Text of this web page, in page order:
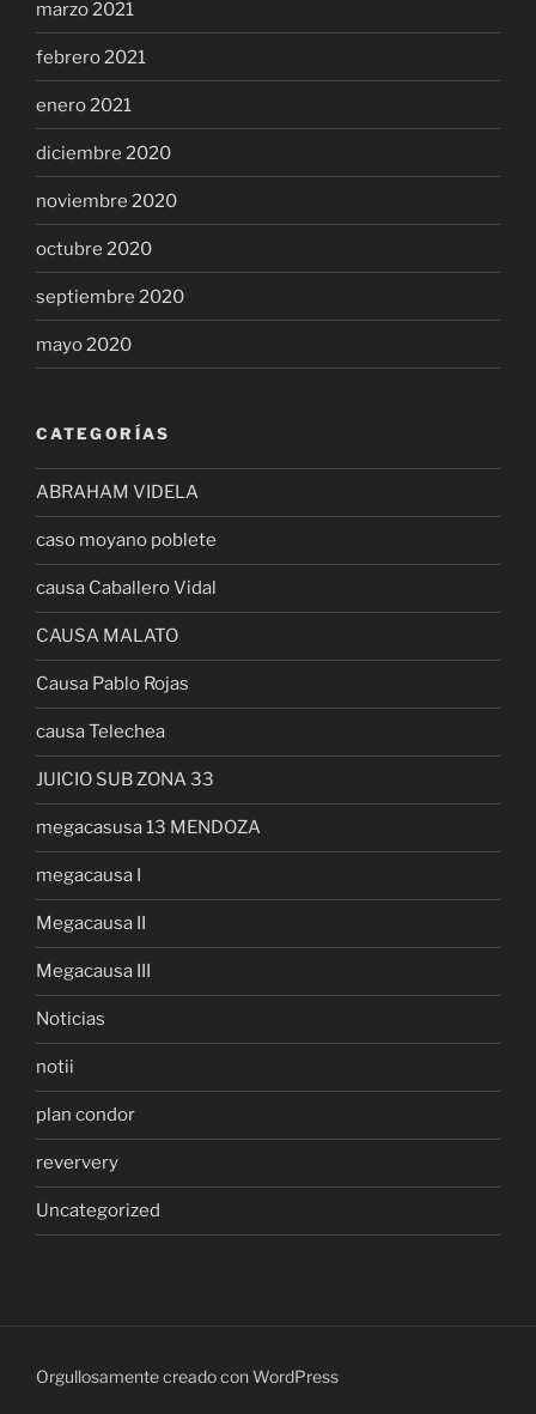
marzo 2021
febrero 2021
enero 2021
diciembre 2020
noviembre 2020
octubre 2020
septiembre 2020
mayo 2020
CATEGORÍAS
ABRAHAM VIDELA
caso moyano poblete
causa Caballero Vidal
CAUSA MALATO
Causa Pablo Rojas
causa Telechea
JUICIO SUB ZONA 33
megacasusa 13 MENDOZA
megacausa I
Megacausa II
Megacausa III
Noticias
notii
plan condor
reververy
Uncategorized
Orgullosamente creado con WordPress